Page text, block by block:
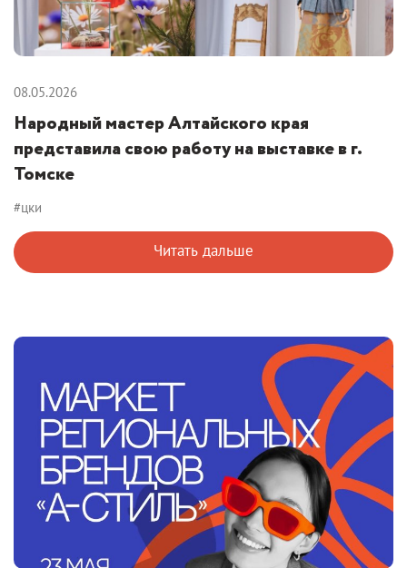
08.05.2026
Народный мастер Алтайского края
представила свою работу на выставке в г.
Томске
#цки
Читать дальше